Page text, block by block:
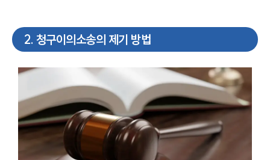
2. 청구이의소송의 제기 방법